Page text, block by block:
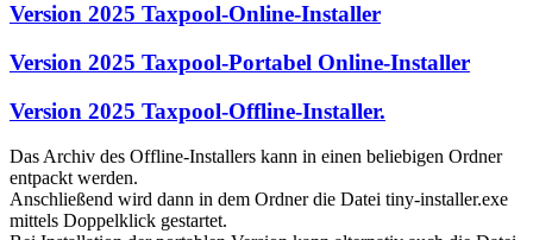
Version 2025 Taxpool-Online-Installer
Version 2025 Taxpool-Portabel Online-Installer
Version 2025 Taxpool-Offline-Installer.
Das Archiv des Offline-Installers kann in einen beliebigen Ordner
entpackt werden.
Anschließend wird dann in dem Ordner die Datei tiny-installer.exe
mittels Doppelklick gestartet.